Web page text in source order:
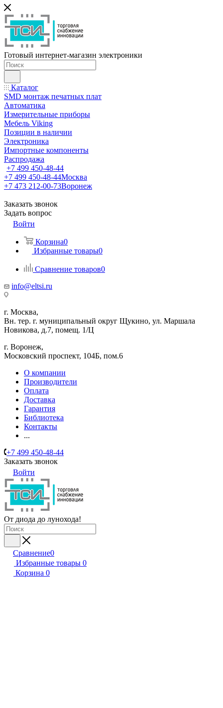
Готовый интернет-магазин электроники
Каталог
SMD монтаж печатных плат
Автоматика
Измерительные приборы
Мебель Viking
Позиции в наличии
Электроника
Импортные компоненты
Распродажа
+7 499 450-48-44
+7 499 450-48-44Москва
+7 473 212-00-73Воронеж
Заказать звонок
Задать вопрос
Войти
Корзина0
Избранные товары0
Сравнение товаров0
info@eltsi.ru
г. Москва,
Вн. тер. г. муниципальный округ Щукино, ул. Маршала
Новикова, д.7, помещ. 1/Ц
г. Воронеж,
​Московский проспект, 104Б, пом.6
О компании
Производители
Оплата
Доставка
Гарантия
Библиотека
Контакты
...
+7 499 450-48-44
Заказать звонок
Войти
От диода до лунохода!
Сравнение0
Избранные товары 0
Корзина 0